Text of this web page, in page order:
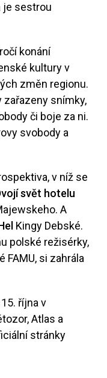
je sestrou
konání
kultury v
změn regionu.
snímky,
či boje za ni.
svobody a
v níž se
svět hotelu
A
Kingy Debské.
polské režisérky,
FAMU, si zahrála
října v
Atlas a
stránky